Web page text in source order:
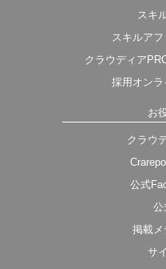
スキ
スキルア
クラウディア
採用オンラ
お
クラウ
公式
公
掲載メ
サ